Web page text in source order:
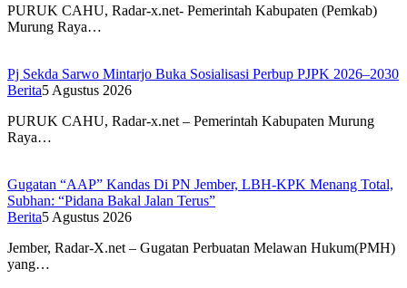
PURUK CAHU, Radar-x.net- Pemerintah Kabupaten (Pemkab)
Murung Raya…
Pj Sekda Sarwo Mintarjo Buka Sosialisasi Perbup PJPK 2026–2030
Berita5 Agustus 2026
PURUK CAHU, Radar-x.net – Pemerintah Kabupaten Murung
Raya…
Gugatan “AAP” Kandas Di PN Jember, LBH-KPK Menang Total,
Subhan: “Pidana Bakal Jalan Terus”
Berita5 Agustus 2026
Jember, Radar-X.net – Gugatan Perbuatan Melawan Hukum(PMH)
yang…